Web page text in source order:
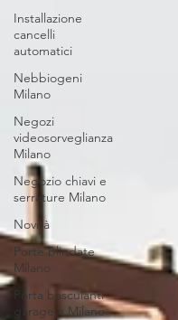
Installazione
cancelli
automatici
Nebbiogeni
Milano
Negozi
videosorveglianza
Milano
Negozio chiavi e
serrature Milano
Novità
Porte blindate
Milano
Porta basculanti
garage a Milano